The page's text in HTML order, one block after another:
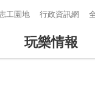
工園地 行政資訊網
玩樂情報